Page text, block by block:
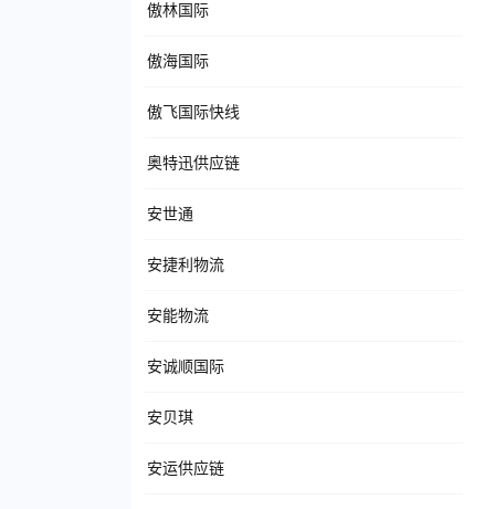
傲林国际
傲海国际
傲飞国际快线
奥特迅供应链
安世通
安捷利物流
安能物流
安诚顺国际
安贝琪
安运供应链